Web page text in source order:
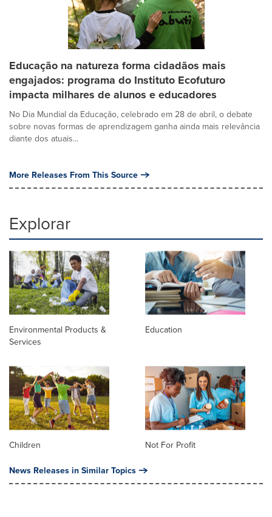
Educação na natureza forma cidadãos mais
engajados: programa do Instituto Ecofuturo
impacta milhares de alunos e educadores
No Dia Mundial da Educação, celebrado em 28 de abril, o debate
sobre novas formas de aprendizagem ganha ainda mais relevância
diante dos atuais...
More Releases From This Source
Explorar
Environmental Products &
Services
Education
Children Not For Profit
News Releases in Similar Topics